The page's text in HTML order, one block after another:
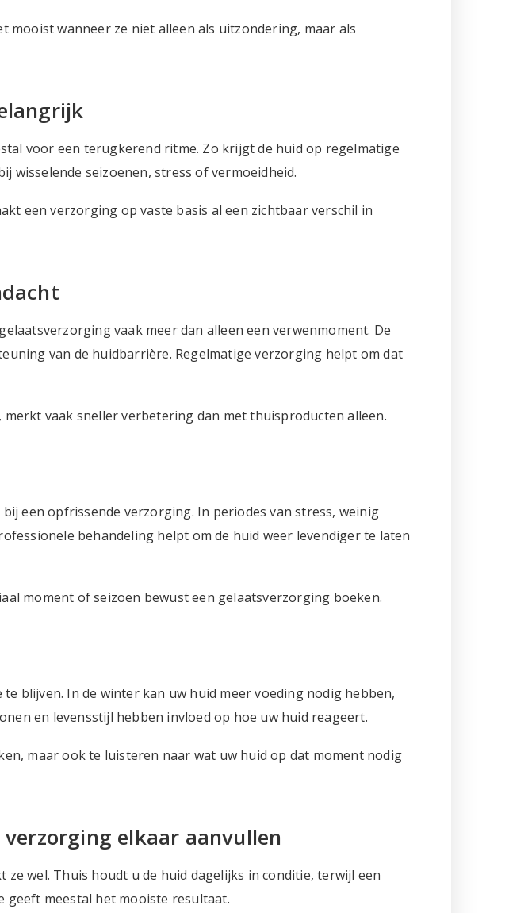
mooist wanneer ze niet alleen als uitzondering, maar als
voor een terugkerend ritme. Zo krijgt de huid op regelmatige
wisselende seizoenen, stress of vermoeidheid.
een verzorging op vaste basis al een zichtbaar verschil in
vaak meer dan alleen een verwenmoment. De
van de huidbarrière. Regelmatige verzorging helpt om dat
vaak sneller verbetering dan met thuisproducten alleen.
een opfrissende verzorging. In periodes van stress, weinig
behandeling helpt om de huid weer levendiger te laten
moment of seizoen bewust een gelaatsverzorging boeken.
blijven. In de winter kan uw huid meer voeding nodig hebben,
en levensstijl hebben invloed op hoe uw huid reageert.
maar ook te luisteren naar wat uw huid op dat moment nodig
elkaar aanvullen
wel. Thuis houdt u de huid dagelijks in conditie, terwijl een
geeft meestal het mooiste resultaat.